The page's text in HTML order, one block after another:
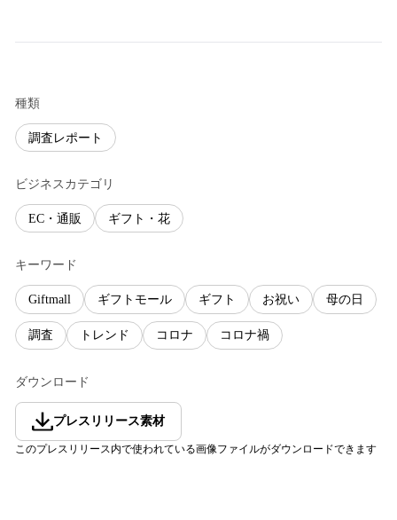
種類
調査レポート
ビジネスカテゴリ
EC・通販 ギフト・花
キーワード
Giftmall ギフトモール ギフト お祝い 母の日
調査 トレンド コロナ コロナ禍
ダウンロード
プレスリリース素材
このプレスリリース内で使われている画像ファイルがダウンロードできます